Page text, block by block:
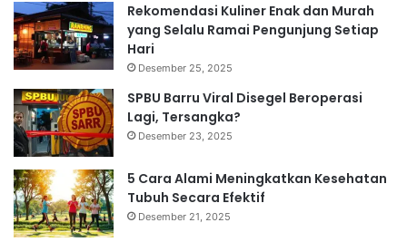
Rekomendasi Kuliner Enak dan Murah
yang Selalu Ramai Pengunjung Setiap
Hari
Desember 25, 2025
SPBU Barru Viral Disegel Beroperasi
Lagi, Tersangka?
Desember 23, 2025
5 Cara Alami Meningkatkan Kesehatan
Tubuh Secara Efektif
Desember 21, 2025